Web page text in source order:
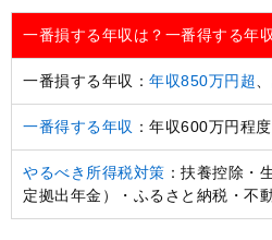
一番損する年収は？一番得する年
一番損する年収： 年収850万円超、
一番得する年収 ：年収600万円程度
やるべき所得税対策 ：扶養控除・
定拠出年金）・ふるさと納税・不